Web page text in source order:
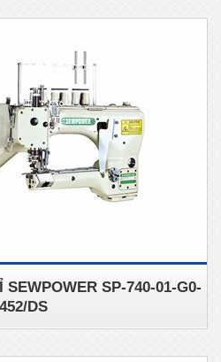
SEWPOWER SP-740-01-G0-
452/DS